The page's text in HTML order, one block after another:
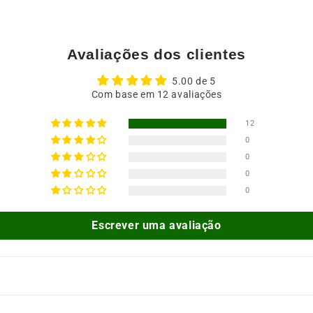
Avaliações dos clientes
5.00 de 5
Com base em 12 avaliações
12
0
0
0
0
Escrever uma avaliação